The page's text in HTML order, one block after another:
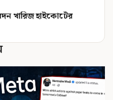
খারিজ হাইকোর্টের